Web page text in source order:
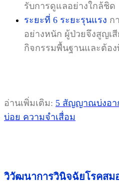
รับการดูแลอย่างใกล้ชิด
ระยะที่ 6 ระยะรุนแรง ก
อย่างหนัก ผู้ป่วยจึงสูญเ
กิจกรรมพื้นฐานและต้อ
อ่านเพิ่มเติม: 5 สัญญาณบ่งอา
บ่อย ความจำเสื่อม
วิวัฒนาการวินิจฉัยโรคสม